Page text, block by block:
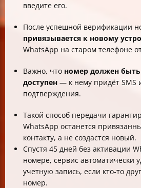
введите его.
После успешной верификации
привязывается к новому
WhatsApp на старом телефоне
Важно, что номер должен
доступен — к нему придёт SMS
подтверждения.
Такой способ передачи
WhatsApp останется
контакту, а не создастся новый.
Спустя 45 дней без активации
номере, сервис автоматически
учетную запись, если кто-то
номер.